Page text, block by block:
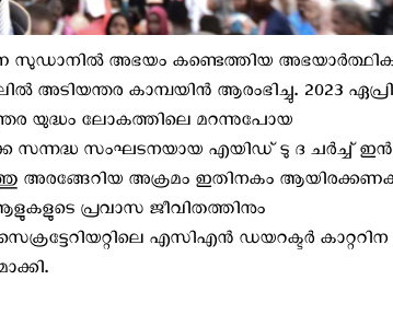
സുഡാനിൽ അഭയം കണ്ടെത്തിയ
അടിയന്തര കാമ്പയിൻ ആരംഭിച്ചു. 2023
യുദ്ധം ലോകത്തിലെ മറന്നുപോയ
സന്നദ്ധ സംഘടനയായ എയിഡ് ടു ദ ചർച്ച് ഇൻ
അരങ്ങേറിയ അക്രമം ഇതിനകം
പ്രവാസ ജീവിതത്തിനും
എസിഎൻ ഡയറക്ടർ കാറ്ററിന